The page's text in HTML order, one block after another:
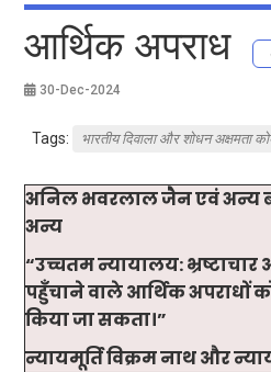
आर्थिक अपराध
30-Dec-2024
Tags: भारतीय दिवाला और शोधन अक्षमता
अनिल भवरलाल जैन एवं अन्य
अन्य
“उच्चतम न्यायालय:
पहुँचाने वाले आर्थिक अपराधों
किया जा सकता।”
न्यायमूर्ति विक्रम नाथ और